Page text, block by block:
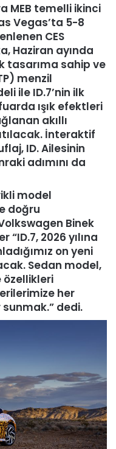
MEB temelli ikinci
Vegas’ta 5-8
CES
Haziran ayında
tasarıma sahip ve
menzil
ile ID.7’nin ilk
ışık efektleri
akıllı
İnteraktif
ID. Ailesinin
adımını da
model
doğru
Binek
“ID.7, 2026 yılına
on yeni
Sedan model,
özellikleri
her
dedi.